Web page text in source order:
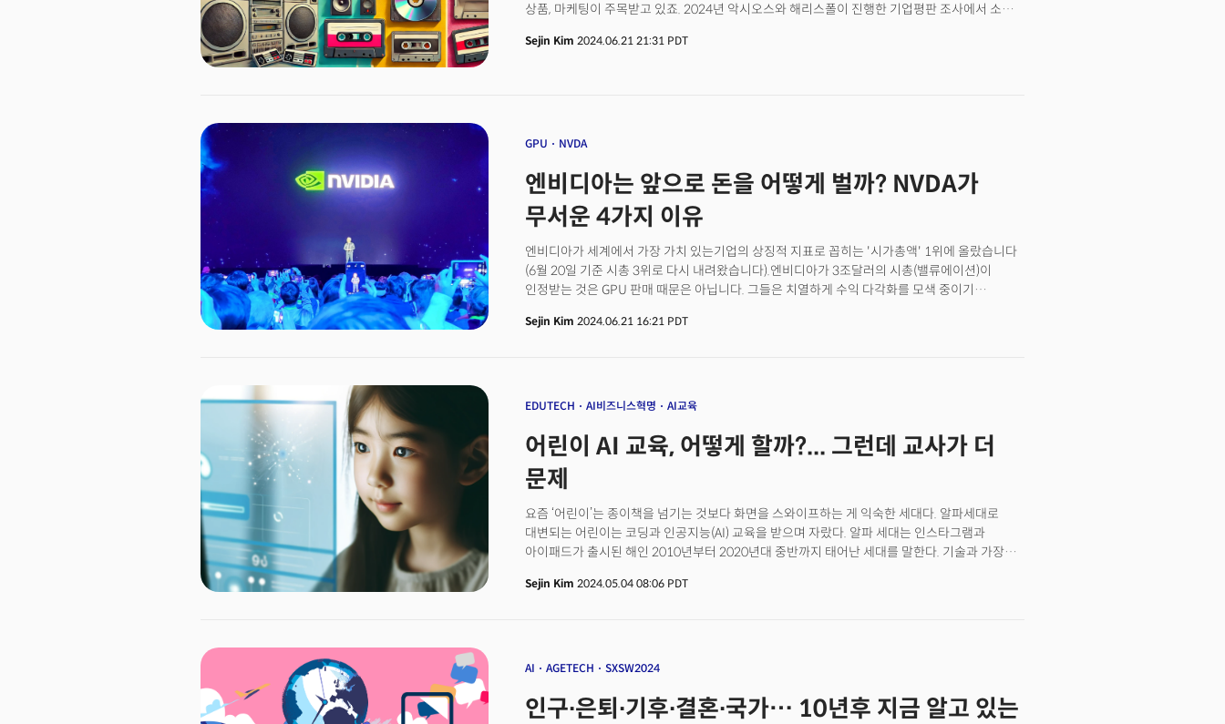
상품, 마케팅이 주목받고 있죠. 2024년 악시오스와 해리스폴이 진행한 기업평판 조사에서 소니,
제너럴일렉트릭에 이어 25위를 차지했죠. 마텔은 지난해 여름 개봉한 그레타 거윅 감독의 영화
클래식 게임을 제공해 호응을 얻었죠.
Sejin Kim 2024.06.21 21:31 PDT
GPU NVDA
엔비디아는 앞으로 돈을 어떻게 벌까? NVDA가
무서운 4가지 이유
엔비디아가 세계에서 가장 가치 있는기업의 상징적 지표로 꼽히는 '시가총액' 1위에 올랐습니다
(6월 20일 기준 시총 3위로 다시 내려왔습니다).엔비디아가 3조달러의 시총(밸류에이션)이
인정받는 것은 GPU 판매 때문은 아닙니다. 그들은 치열하게 수익 다각화를 모색 중이기
방식입니다. 칩을 넘어서 데이터 센터를 위한 GPU, 소프트웨어 및 시스템으로 확장하고 있는
Sejin Kim 2024.06.21 16:21 PDT
EDUTECH AI비즈니스혁명 AI교육
어린이 AI 교육, 어떻게 할까?... 그런데 교사가 더
문제
요즘 ‘어린이’는 종이책을 넘기는 것보다 화면을 스와이프하는 게 익숙한 세대다. 알파세대로
대변되는 어린이는 코딩과 인공지능(AI) 교육을 받으며 자랐다. 알파 세대는 인스타그램과
아이패드가 출시된 해인 2010년부터 2020년대 중반까지 태어난 세대를 말한다. 기술과 가장
점점 사실보다 감각이 중요해지고 있다. 인공지능(AI)으로 이 감각을 자극하는 허위, 가짜, 오류
Sejin Kim 2024.05.04 08:06 PDT
AI AGETECH SXSW2024
인구∙은퇴∙기후∙결혼∙국가… 10년후 지금 알고 있는